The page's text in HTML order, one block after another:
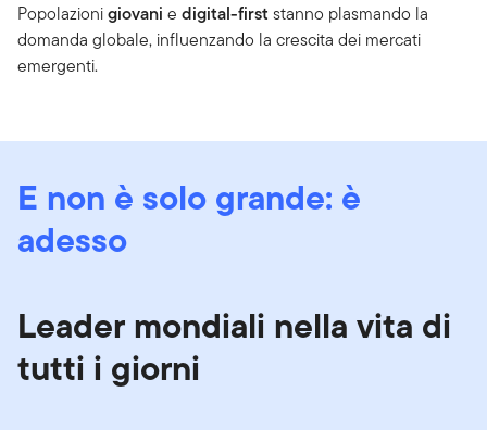
Popolazionigiovani e digital-first stanno plasmando la
domanda globale, influenzando la crescita dei mercati
emergenti.
E non è solo grande: è
adesso
Leader mondiali nella vita di
tutti i giorni